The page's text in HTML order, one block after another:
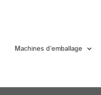
Machines d’emballage